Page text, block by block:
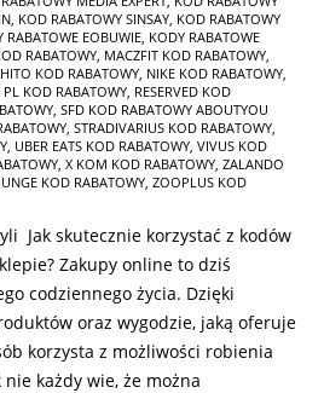
, KOD RABATOWY SINSAY, KOD RABATOWY
RABATOWE EOBUWIE, KODY RABATOWE
RABATOWY, MACZFIT KOD RABATOWY,
KOD RABATOWY, NIKE KOD RABATOWY,
PL KOD RABATOWY, RESERVED KOD
, SFD KOD RABATOWY ABOUTYOU
, STRADIVARIUS KOD RABATOWY,
, UBER EATS KOD RABATOWY, VIVUS KOD
, X KOM KOD RABATOWY, ZALANDO
KOD RABATOWY, ZOOPLUS KOD
Jak skutecznie korzystać z kodów
Zakupy online to dziś
codziennego życia. Dzięki
oraz wygodzie, jaką oferuje
korzysta z możliwości robienia
każdy wie, że można